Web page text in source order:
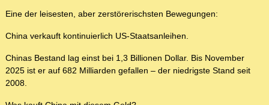
Eine der leisesten, aber zerstörerischsten Bewegungen:
China verkauft kontinuierlich US-Staatsanleihen.
Chinas Bestand lag einst bei 1,3 Billionen Dollar. Bis November
2025 ist er auf 682 Milliarden gefallen – der niedrigste Stand seit
2008.